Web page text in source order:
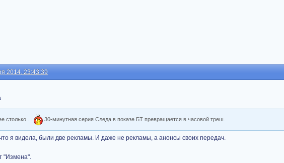
2014, 23:43:39
столько.... 30-минутная серия Следа в показе БТ превращается в часовой треш.
я видела, были две рекламы. И даже не рекламы, а анонсы своих передач.
"Измена".